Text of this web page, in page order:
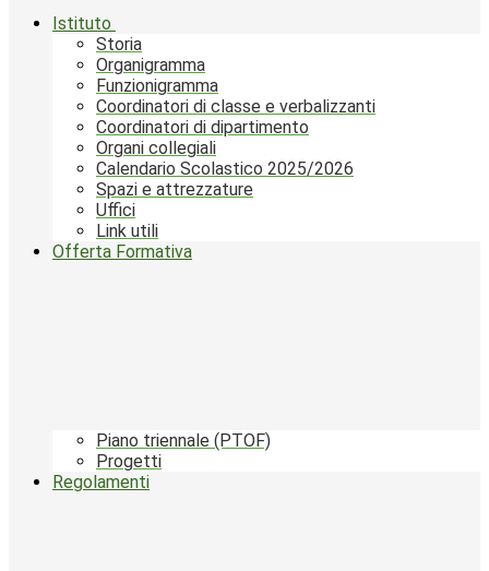
Istituto
Storia
Organigramma
Funzionigramma
Coordinatori di classe e verbalizzanti
Coordinatori di dipartimento
Organi collegiali
Calendario Scolastico 2025/2026
Spazi e attrezzature
Uffici
Link utili
Offerta Formativa
Piano triennale (PTOF)
Progetti
Regolamenti